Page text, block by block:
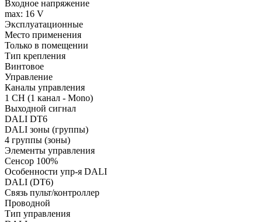
Входное напряжение
max: 16 V
Эксплуатационные
Место применения
Только в помещении
Тип крепления
Винтовое
Управление
Каналы управления
1 CH (1 канал - Mono)
Выходной сигнал
DALI DT6
DALI зоны (группы)
4 группы (зоны)
Элементы управления
Сенсор 100%
Особенности упр-я DALI
DALI (DT6)
Связь пульт/контроллер
Проводной
Тип управления